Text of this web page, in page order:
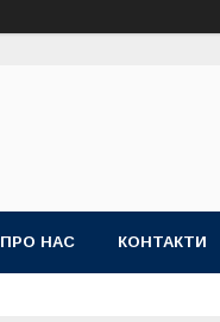
ПРО НАС КОНТАКТИ